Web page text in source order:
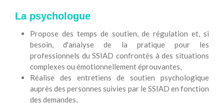
La psychologue
Propose des temps de soutien, de régulation et, si
besoin, d'analyse de la pratique pour les
professionnels du SSIAD confrontés à des situations
complexes ou émotionnellement éprouvantes,
Réalise des entretiens de soutien psychologique
auprès des personnes suivies par le SSIAD en fonction
des demandes,